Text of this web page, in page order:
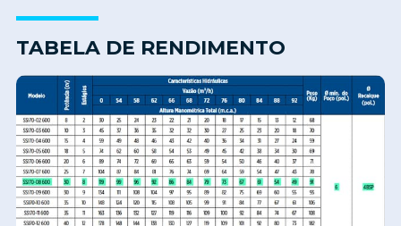
TABELA DE RENDIMENTO